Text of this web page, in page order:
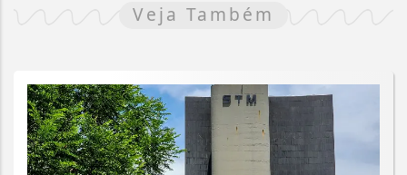
Veja Também